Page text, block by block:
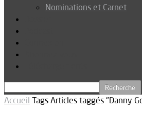
Nominations et Carnet
Accueil Tags Articles taggés "Danny